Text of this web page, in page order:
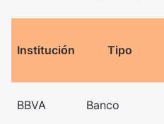
Institución Tipo
BBVA Banco